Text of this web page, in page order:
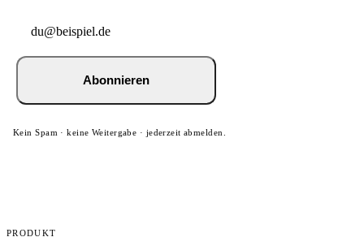
Abonnieren
Kein Spam · keine Weitergabe · jederzeit abmelden.
PRODUKT